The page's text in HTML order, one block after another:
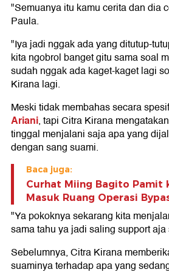
"Semuanya itu kamu cerita dan dia
Paula.
"Iya jadi nggak ada yang ditutup-
kita ngobrol banget gitu sama soal
sudah nggak ada kaget-kaget lagi
Kirana lagi.
Meski tidak membahas secara
Ariani, tapi Citra Kirana
tinggal menjalani saja apa yang
dengan sang suami.
Baca juga:
Curhat Miing Bagito Pamit
Masuk Ruang Operasi
"Ya pokoknya sekarang kita
sama tahu ya jadi saling support
Sebelumnya, Citra Kirana
suaminya terhadap apa yang